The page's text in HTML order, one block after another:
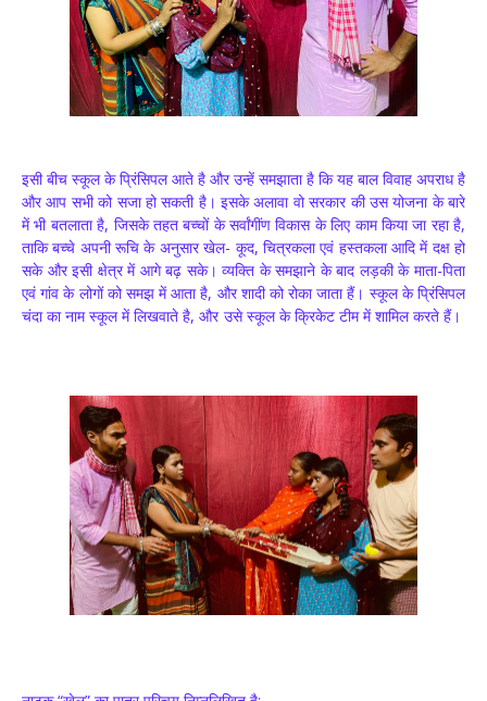
इसी बीच स्कूल के प्रिंसिपल आते है और उन्हें समझाता है कि यह बाल विवाह अपराध है
और आप सभी को सजा हो सकती है। इसके अलावा वो सरकार की उस योजना के बारे
में भी बतलाता है, जिसके तहत बच्चों के सर्वांगींण विकास के लिए काम किया जा रहा है,
ताकि बच्चे अपनी रूचि के अनुसार खेल- कूद, चित्रकला एवं हस्तकला आदि में दक्ष हो
सके और इसी क्षेत्र में आगे बढ़ सके। व्यक्ति के समझाने के बाद लड़की के माता-पिता
एवं गांव के लोगों को समझ में आता है, और शादी को रोका जाता हैं। स्कूल के प्रिंसिपल
चंदा का नाम स्कूल में लिखवाते है, और उसे स्कूल के क्रिकेट टीम में शामिल करते हैं।